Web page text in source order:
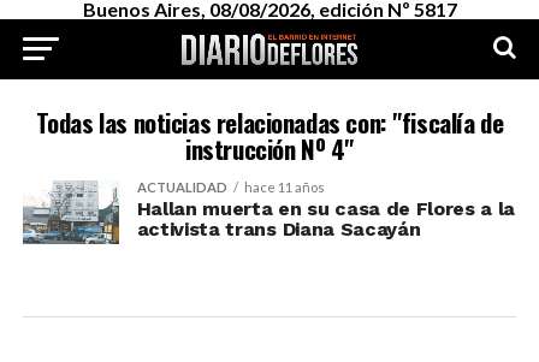
Buenos Aires, 08/08/2026, edición Nº 5817
Todas las noticias relacionadas con: "fiscalía de
instrucción Nº 4"
ACTUALIDAD hace 11 años
Hallan muerta en su casa de Flores a la
activista trans Diana Sacayán